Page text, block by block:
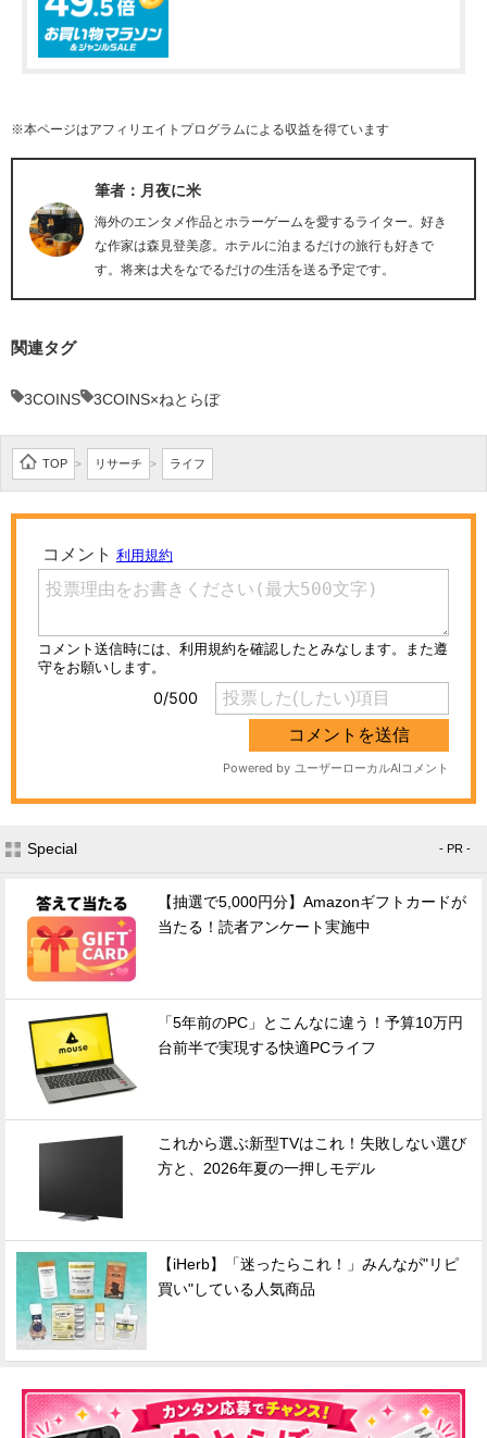
※本ページはアフィリエイトプログラムによる収益を得ています
筆者：月夜に米
海外のエンタメ作品とホラーゲームを愛するライター。好き
な作家は森見登美彦。ホテルに泊まるだけの旅行も好きで
す。将来は犬をなでるだけの生活を送る予定です。
関連タグ
3COINS 3COINS×ねとらぼ
TOP > リサーチ > ライフ
Special - PR -
【抽選で5,000円分】Amazonギフトカードが
当たる！読者アンケート実施中
「5年前のPC」とこんなに違う！予算10万円
台前半で実現する快適PCライフ
これから選ぶ新型TVはこれ！失敗しない選び
方と、2026年夏の一押しモデル
【iHerb】「迷ったらこれ！」みんなが"リピ
買い"している人気商品